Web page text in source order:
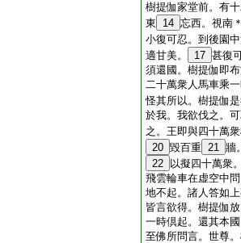
樹提伽家堂前。有
東
14 忘西。視南
小復可忍。到後園
適甘美。
17 甚復
須還國。樹提伽即
二十萬衆人馬車乘
怪其所以。樹提伽
於我。我欲伐之。
之。王即與四十萬
20 毀百重 21 牆
22
以擬四十萬衆
飛雲輪車在虚空中
地不起。諸人答如
皆言欲得。樹提伽
一時倶起。還其本
至佛所問言。世尊